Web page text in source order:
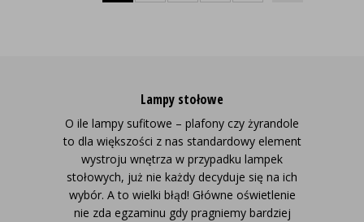
Lampy stołowe
O ile lampy sufitowe – plafony czy żyrandole
to dla większości z nas standardowy element
wystroju wnętrza w przypadku lampek
stołowych, już nie każdy decyduje się na ich
wybór. A to wielki błąd! Główne oświetlenie
nie zda egzaminu gdy pragniemy bardziej